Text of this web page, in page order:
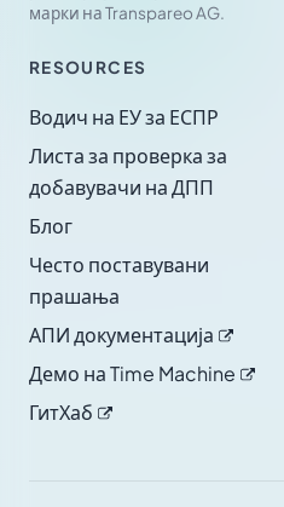
марки на Transpareo AG.
RESOURCES
Водич на ЕУ за ЕСПР
Листа за проверка за
добавувачи на ДПП
Блог
Често поставувани
прашања
АПИдокументација
Демо на Time Machine
ГитХаб